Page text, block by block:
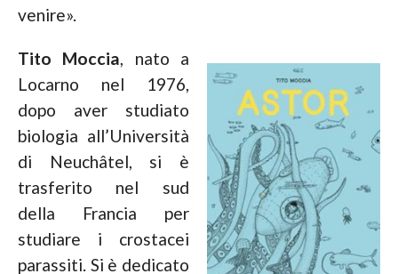
venire».
Tito Moccia, nato a
Locarno nel 1976,
dopo aver studiato
biologia all’Università
di Neuchâtel, si è
trasferito nel sud
della Francia per
studiare i crostacei
parassiti. Si è dedicato